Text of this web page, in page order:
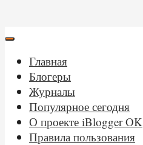
Главная
Блогеры
Журналы
Популярное сегодня
О проекте iBlogger OK
Правила пользования